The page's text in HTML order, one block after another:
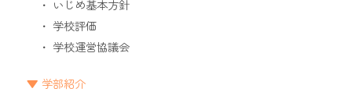
いじめ基本方針
学校評価
学校運営協議会
学部紹介